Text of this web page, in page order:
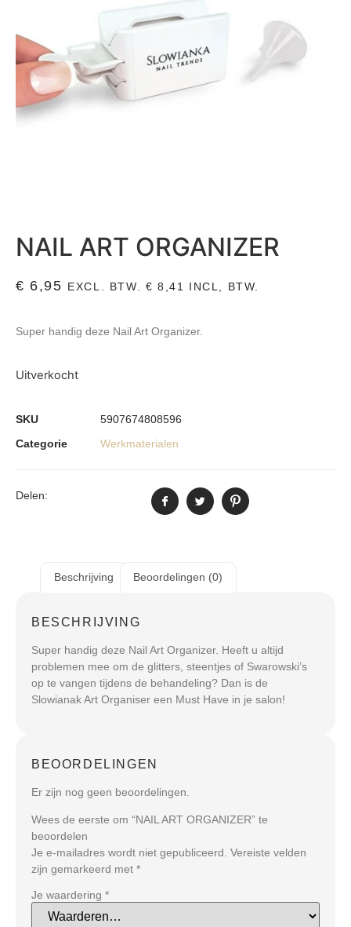
NAIL ART ORGANIZER
€ 6,95 EXCL. BTW. € 8,41 INCL, BTW.
Super handig deze Nail Art Organizer.
Uitverkocht
SKU
5907674808596
Categorie
Werkmaterialen
Delen:
Beschrijving Beoordelingen (0)
BESCHRIJVING
Super handig deze Nail Art Organizer. Heeft u altijd
problemen mee om de glitters, steentjes of Swarowski’s
op te vangen tijdens de behandeling? Dan is de
Slowianak Art Organiser een Must Have in je salon!
BEOORDELINGEN
Er zijn nog geen beoordelingen.
Wees de eerste om “NAIL ART ORGANIZER” te
beoordelen
Je e-mailadres wordt niet gepubliceerd. Vereiste velden
zijn gemarkeerd met *
Je waardering *